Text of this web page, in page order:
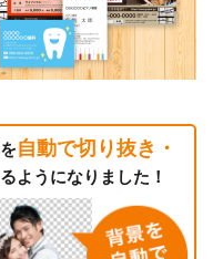
自動で切り抜き・
ようになりました！